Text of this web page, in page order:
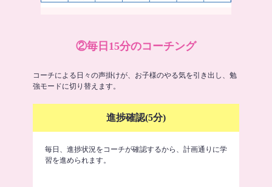
②毎日15分のコーチング
コーチによる日々の声掛けが、お子様のやる気を引き出し、勉
強モードに切り替えます。
進捗確認(5分)
毎日、進捗状況をコーチが確認するから、計画通りに学
習を進められます。